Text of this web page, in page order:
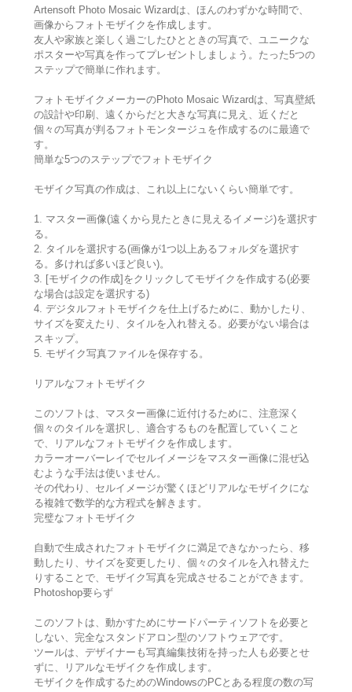
Artensoft Photo Mosaic Wizardは、ほんのわずかな時間で、
画像からフォトモザイクを作成します。
友人や家族と楽しく過ごしたひとときの写真で、ユニークな
ポスターや写真を作ってプレゼントしましょう。たった5つの
ステップで簡単に作れます。
フォトモザイクメーカーのPhoto Mosaic Wizardは、写真壁紙
の設計や印刷、遠くからだと大きな写真に見え、近くだと
個々の写真が判るフォトモンタージュを作成するのに最適で
す。
簡単な5つのステップでフォトモザイク
モザイク写真の作成は、これ以上にないくらい簡単です。
1. マスター画像(遠くから見たときに見えるイメージ)を選択す
る。
2. タイルを選択する(画像が1つ以上あるフォルダを選択す
る。多ければ多いほど良い)。
3. [モザイクの作成]をクリックしてモザイクを作成する(必要
な場合は設定を選択する)
4. デジタルフォトモザイクを仕上げるために、動かしたり、
サイズを変えたり、タイルを入れ替える。必要がない場合は
スキップ。
5. モザイク写真ファイルを保存する。
リアルなフォトモザイク
このソフトは、マスター画像に近付けるために、注意深く
個々のタイルを選択し、適合するものを配置していくこと
で、リアルなフォトモザイクを作成します。
カラーオーバーレイでセルイメージをマスター画像に混ぜ込
むような手法は使いません。
その代わり、セルイメージが驚くほどリアルなモザイクにな
る複雑で数学的な方程式を解きます。
完璧なフォトモザイク
自動で生成されたフォトモザイクに満足できなかったら、移
動したり、サイズを変更したり、個々のタイルを入れ替えた
りすることで、モザイク写真を完成させることができます。
Photoshop要らず
このソフトは、動かすためにサードパーティソフトを必要と
しない、完全なスタンドアロン型のソフトウェアです。
ツールは、デザイナーも写真編集技術を持った人も必要とせ
ずに、リアルなモザイクを作成します。
モザイクを作成するためのWindowsのPCとある程度の数の写